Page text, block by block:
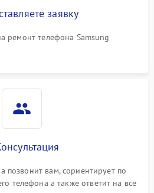
заявку
ремонт телефона Samsung
позвонит вам, сориентирует по
телефона а также ответит на все